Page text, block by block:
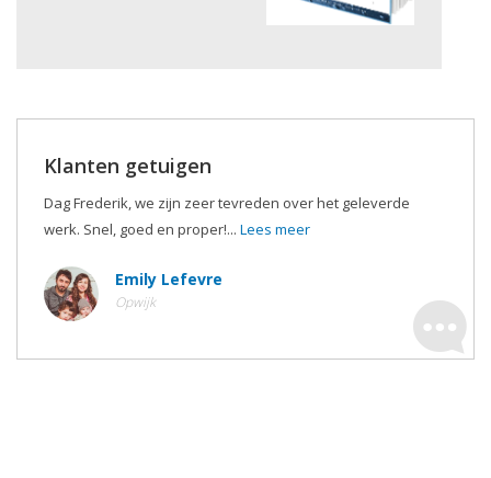
Klanten getuigen
Dag Frederik, we zijn zeer tevreden over het geleverde
werk. Snel, goed en proper!... Lees meer
Emily Lefevre
Opwijk